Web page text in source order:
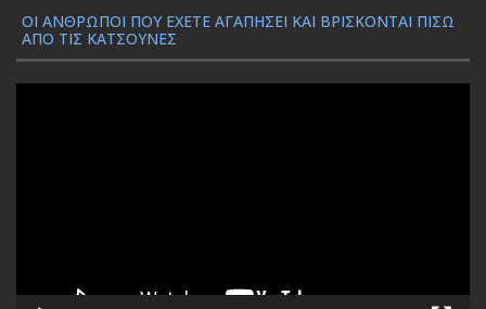
ΟΙ ΆΝΘΡΩΠΟΙ ΠΟΥ ΈΧΕΤΕ ΑΓΑΠΉΣΕΙ ΚΑΙ ΒΡΊΣΚΟΝΤΑΙ ΠΊΣΩ
ΑΠΌ ΤΙΣ ΚΑΤΣΟΎΝΕΣ
μ